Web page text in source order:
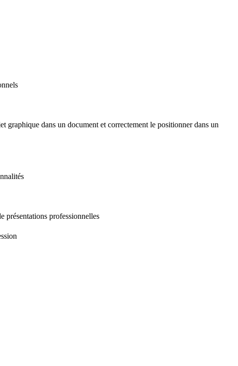
graphique dans un document et correctement le positionner dans un
présentations professionnelles